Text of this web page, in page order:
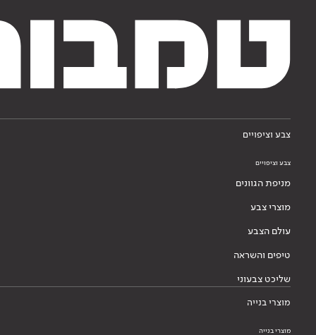
צבע וציפויים
צבע וציפויים
מניפת הגוונים
מוצרי צבע
עולם הצבע
טיפים והשראה
שליכט צבעוני
מוצרי בנייה
מוצרי בנייה